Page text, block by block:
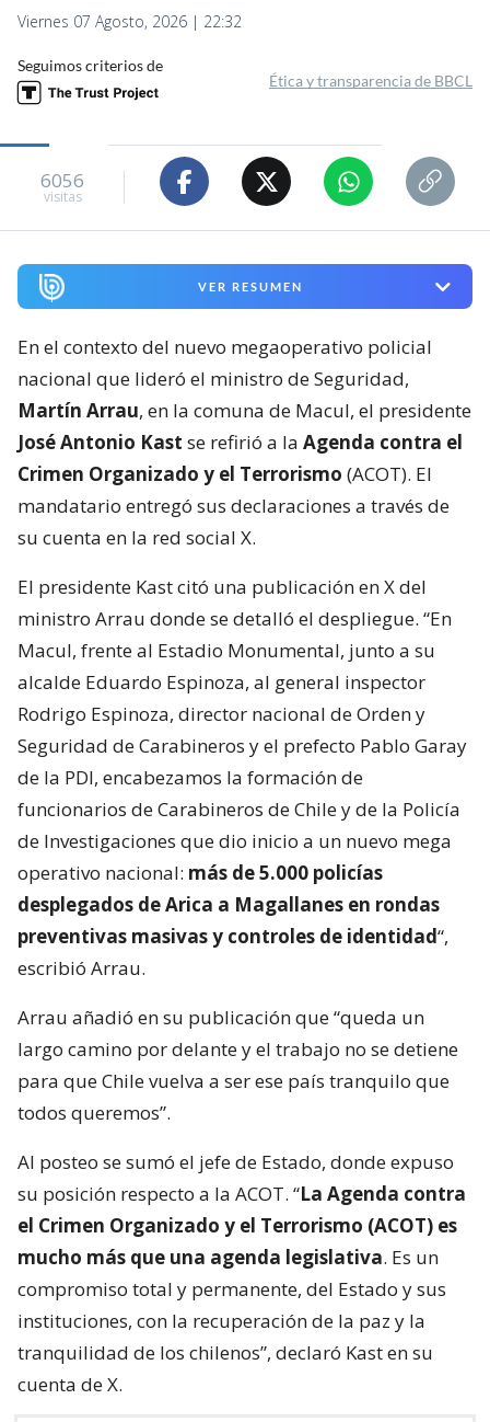
Viernes 07 Agosto, 2026 | 22:32
Seguimos criterios de
Ética y transparencia de BBCL
6056
visitas
VER RESUMEN
En el contexto del nuevo megaoperativo policial
nacional que lideró el ministro de Seguridad,
Martín Arrau, en la comuna de Macul, el presidente
José Antonio Kast se refirió a la Agenda contra el
Crimen Organizado y el Terrorismo (ACOT). El
mandatario entregó sus declaraciones a través de
su cuenta en la red social X.
El presidente Kast citó una publicación en X del
ministro Arrau donde se detalló el despliegue. “En
Macul, frente al Estadio Monumental, junto a su
alcalde Eduardo Espinoza, al general inspector
Rodrigo Espinoza, director nacional de Orden y
Seguridad de Carabineros y el prefecto Pablo Garay
de la PDI, encabezamos la formación de
funcionarios de Carabineros de Chile y de la Policía
de Investigaciones que dio inicio a un nuevo mega
operativo nacional: más de 5.000 policías
desplegados de Arica a Magallanes en rondas
preventivas masivas y controles de identidad“,
escribió Arrau.
Arrau añadió en su publicación que “queda un
largo camino por delante y el trabajo no se detiene
para que Chile vuelva a ser ese país tranquilo que
todos queremos”.
Al posteo se sumó el jefe de Estado, donde expuso
su posición respecto a la ACOT. “La Agenda contra
el Crimen Organizado y el Terrorismo (ACOT) es
mucho más que una agenda legislativa. Es un
compromiso total y permanente, del Estado y sus
instituciones, con la recuperación de la paz y la
tranquilidad de los chilenos”, declaró Kast en su
cuenta de X.